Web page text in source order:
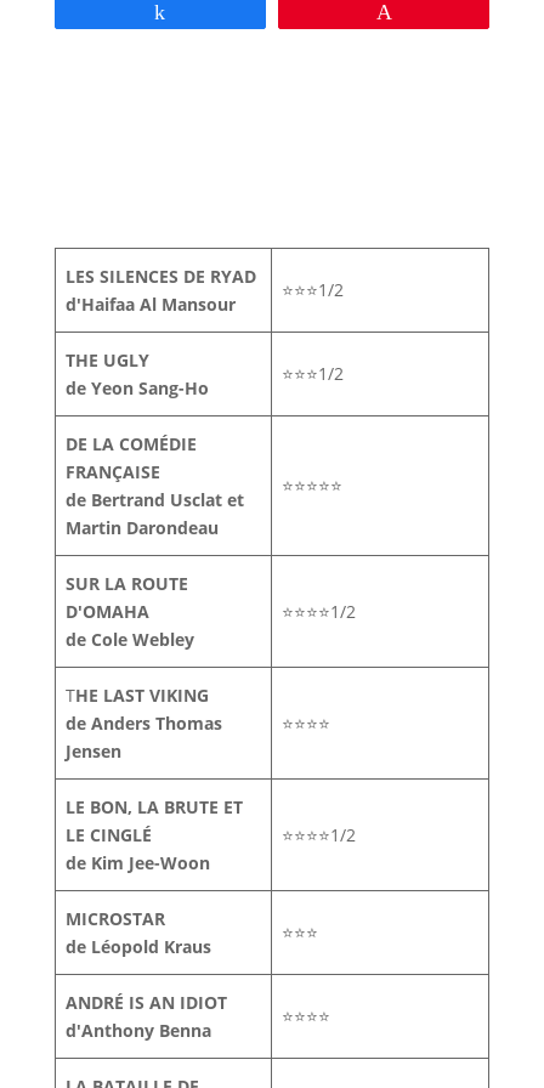
LES SILENCES DE RYAD
d'Haifaa Al Mansour
⭐⭐⭐1/2
THE UGLY
de Yeon Sang-Ho
⭐⭐⭐1/2
DE LA COMÉDIE
FRANÇAISE
de Bertrand Usclat et
Martin Darondeau
⭐⭐⭐⭐⭐
SUR LA ROUTE
D'OMAHA
de Cole Webley
⭐⭐⭐⭐1/2
THE LAST VIKING
de Anders Thomas
Jensen
⭐⭐⭐⭐
LE BON, LA BRUTE ET
LE CINGLÉ
de Kim Jee-Woon
⭐⭐⭐⭐1/2
MICROSTAR
de Léopold Kraus
⭐⭐⭐
ANDRÉ IS AN IDIOT
d'Anthony Benna
⭐⭐⭐⭐